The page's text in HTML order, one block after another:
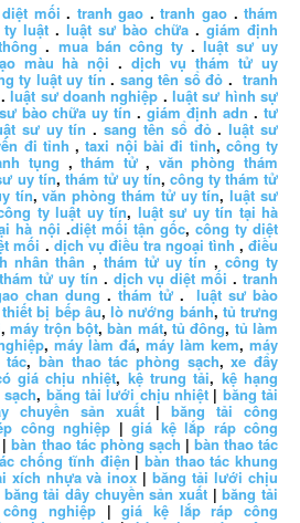
mối . tranh gao .tranh gao .thám
ty luật . luật sư bào chữa .giám định
. mua bán công ty. luật sư uy
màu hà nội .dịch vụ thám tử uy
ty luật uy tín . sang tên sổ đỏ .tranh
.luật sư doanh nghiệp .luật sư hình sự
bào chữa uy tín .giám định adn .tư
sư uy tín .sang tên sổ đỏ.luật sư
đi tỉnh ,taxi nội bài đi tỉnh, công ty
tụng ,thám tử, văn phòng thám
uy tín, thám tử uy tín, công ty thám tử
tín,văn phòng thám tử uy tín,luật sư
ty luật uy tín, luật sư uy tín tại hà
hà nội .diệt mối tận gốc, công ty diệt
mối .dịch vụ điều tra ngoại tình ,điều
nhân thân ,thám tử uy tín , công ty
tử uy tín . dịch vụ diệt mối .tranh
chan dung . thám tử.luật sư bào
thiết bị bếp âu,lò nướng bánh, tủ trưng
,máy trộn bột,bàn mát,tủ đông, tủ làm
, máy làm đá, máy làm kem, máy
tác,bàn thao tác phòng sạch,xe đẩy
giá chịu nhiệt, kệ trung tải, kệ hạng
, băng tải lưới chịu nhiệt| băng tải
chuyền sản xuất | băng tải công
công nghiệp |giá kệ lắp ráp công
|bàn thao tác phòng sạch | bàn thao tác
chống tĩnh điện |bàn thao tác khung
xích nhựa và inox|băng tải lưới chịu
băng tải dây chuyền sản xuất |băng tải
nghiệp |giá kệ lắp ráp công